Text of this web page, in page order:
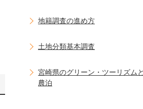
地籍調査の進め方
土地分類基本調査
宮崎県のグリーン・ツーリズムと
農泊